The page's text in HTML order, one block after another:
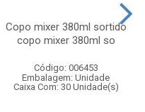
Copo mixer 380ml sortido
copo mixer 380ml so
Código: 006453
Embalagem: Unidade
Caixa Com: 30 Unidade(s)